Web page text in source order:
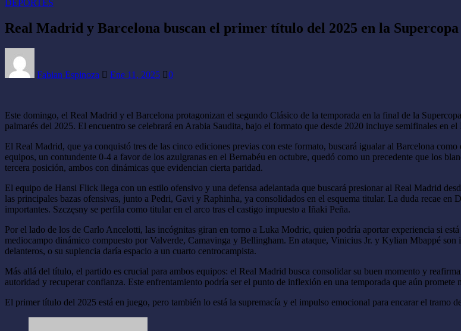
DEPORTES
Real Madrid y Barcelona buscan el primer título del 2025 en la Supercopa
Fabian Espinoza Ene 11, 2025 0
Este domingo, el Real Madrid y el Barcelona protagonizan el segundo Clásico de la temporada en la final de la
palmarés del 2025. El encuentro se celebrará en Arabia Saudita, bajo el formato que desde 2020 incluye semifinales en
El Real Madrid, que ya conquistó tres de las cinco ediciones previas con este formato, buscará igualar al Barcelona
equipos, un contundente 0-4 a favor de los azulgranas en el Bernabéu en octubre, quedó como un precedente que los
tercera posición, ambos con dinámicas que evidencian cierta paridad.
El equipo de Hansi Flick llega con un estilo ofensivo y una defensa adelantada que buscará presionar al Real Madrid
las principales bazas ofensivas, junto a Pedri, Gavi y Raphinha, ya consolidados en el esquema titular. La duda recae
importantes. Szczęsny se perfila como titular en el arco tras el castigo impuesto a Iñaki Peña.
Por el lado de los de Carlo Ancelotti, las incógnitas giran en torno a Luka Modric, quien podría aportar experiencia si
mediocampo dinámico compuesto por Valverde, Camavinga y Bellingham. En ataque, Vinicius Jr. y Kylian Mbappé
delanteros, o su suplencia daría espacio a un cuarto centrocampista.
Más allá del título, el partido es crucial para ambos equipos: el Real Madrid busca consolidar su buen momento y
autoridad y recuperar confianza. Este enfrentamiento podría ser el punto de inflexión en una temporada que aún promete
El primer título del 2025 está en juego, pero también lo está la supremacía y el impulso emocional para encarar el tramo